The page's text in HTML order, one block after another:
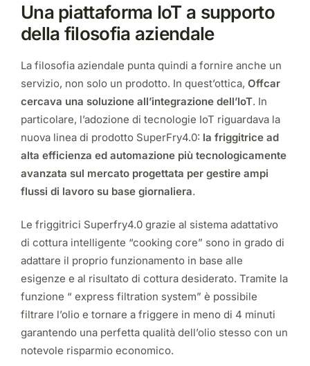
Una piattaforma IoT a supporto
della filosofia aziendale
La filosofia aziendale punta quindi a fornire anche un
servizio, non solo un prodotto. In quest’ottica, Offcar
cercava una soluzione all’integrazione dell’IoT. In
particolare, l’adozione di tecnologie IoT riguardava la
nuova linea di prodotto SuperFry4.0: la friggitrice ad
alta efficienza ed automazione più tecnologicamente
avanzata sul mercato progettata per gestire ampi
flussi di lavoro su base giornaliera.
Le friggitrici Superfry4.0 grazie al sistema adattativo
di cottura intelligente “cooking core” sono in grado di
adattare il proprio funzionamento in base alle
esigenze e al risultato di cottura desiderato. Tramite la
funzione “ express filtration system” è possibile
filtrare l’olio e tornare a friggere in meno di 4 minuti
garantendo una perfetta qualità dell’olio stesso con un
notevole risparmio economico.